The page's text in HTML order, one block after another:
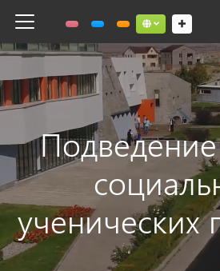
Toggle navigation Social
Подведение
ученических